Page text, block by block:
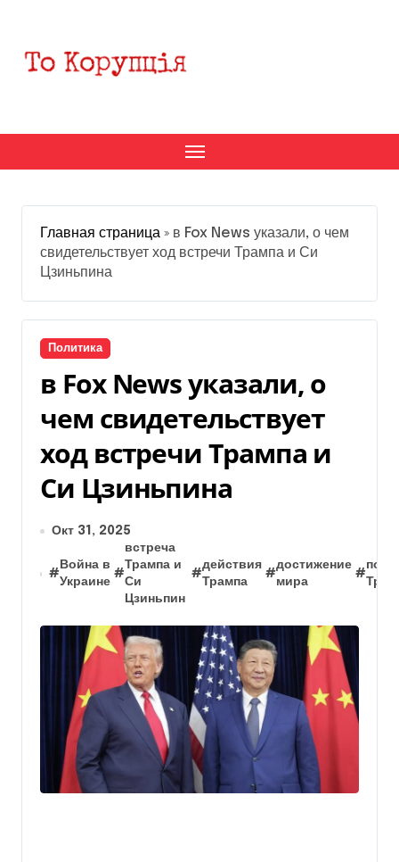
содержанию
Главная страница » в Fox News указали, о чем
свидетельствует ход встречи Трампа и Си
Цзиньпина
Политика
в Fox News указали, о
чем свидетельствует
ход встречи Трампа и
Си Цзиньпина
Окт 31, 2025
#
Война в
Украине
#
встреча
Трампа и
Си
Цзиньпин
#
действия
Трампа
#
достижение
мира
#